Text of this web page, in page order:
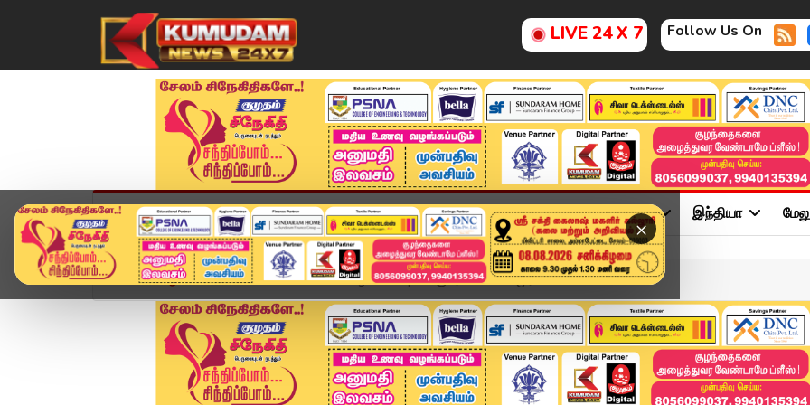
LIVE 24 X 7 Follow Us On
×
முகப்பு விளையாட்டு அண்மை தமிழ்நாடு சினிமா அரசியல் விளையாட்டு இந்தியா
Home ஆன்மிகம் Kumarakottam Murugan Temple : குமரக்கோட்டம் முர...